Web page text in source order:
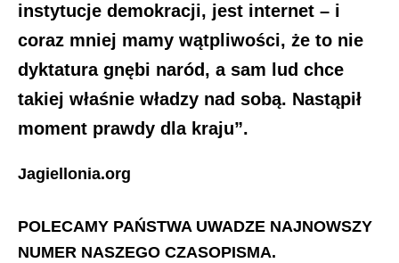
instytucje demokracji, jest internet – i
coraz mniej mamy wątpliwości, że to nie
dyktatura gnębi naród, a sam lud chce
takiej właśnie władzy nad sobą. Nastąpił
moment prawdy dla kraju”.
Jagiellonia.org
POLECAMY PAŃSTWA UWADZE NAJNOWSZY
NUMER NASZEGO CZASOPISMA.